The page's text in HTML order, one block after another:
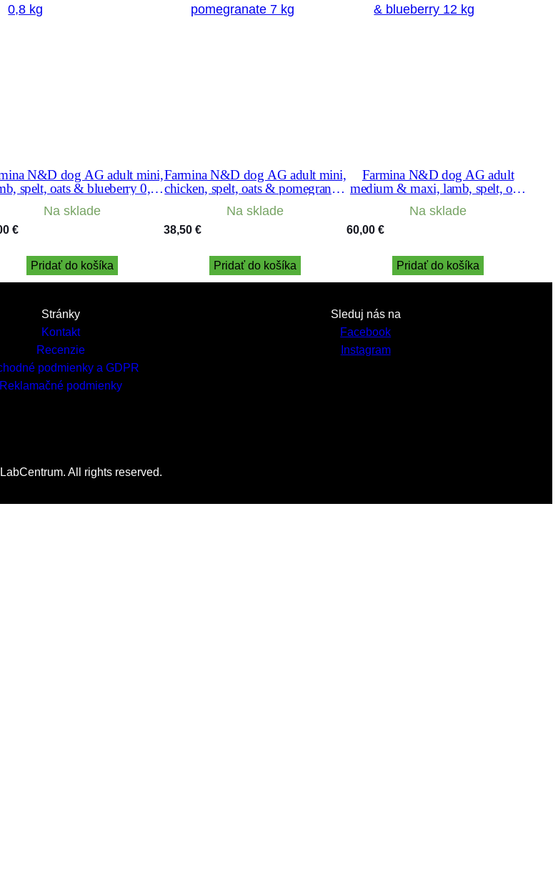
N&D dog AG adult mini,
spelt, oats & blueberry 0,8
Na sklade
€
Pridať do košíka
Farmina N&D dog AG adult mini,
chicken, spelt, oats & pomegranate
Na sklade
38,50 €
Pridať do košíka
Farmina N&D dog AG adult
medium & maxi, lamb, spelt, oats
Na sklade
60,00 €
Pridať do košíka
Stránky
Kontakt
Recenzie
podmienky a GDPR
Reklamačné podmienky
Sleduj nás na
Facebook
Instagram
All rights reserved.